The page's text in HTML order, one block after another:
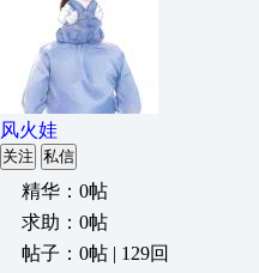
风火娃
关注 私信
精华：0帖
求助：0帖
帖子：0帖 | 129回